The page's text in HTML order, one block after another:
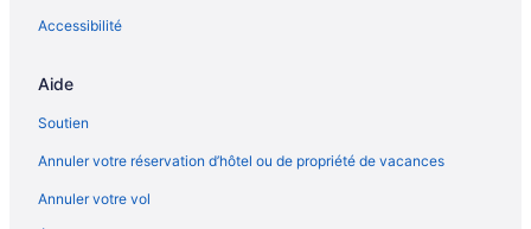
Accessibilité
Aide
Soutien
Annuler votre réservation d’hôtel ou de propriété de vacances
Annuler votre vol